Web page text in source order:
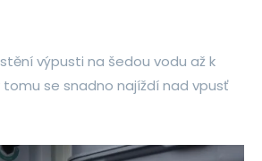
výpusti na šedou vodu až k
tomu se snadno najíždí nad vpusť